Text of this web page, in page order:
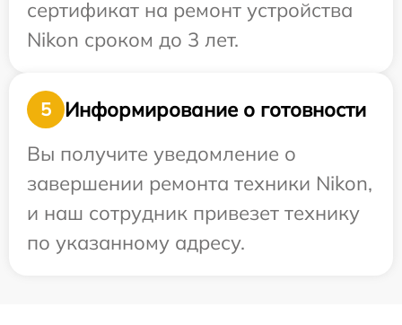
сертификат на ремонт устройства
Nikon сроком до 3 лет.
5
Информирование о готовности
Вы получите уведомление о
завершении ремонта техники Nikon,
и наш сотрудник привезет технику
по указанному адресу.